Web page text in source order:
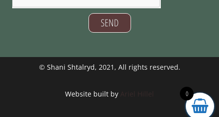
SEND
© Shani Shtalryd, 2021, All rights reserved.
Website built by Ariel Hillel 0